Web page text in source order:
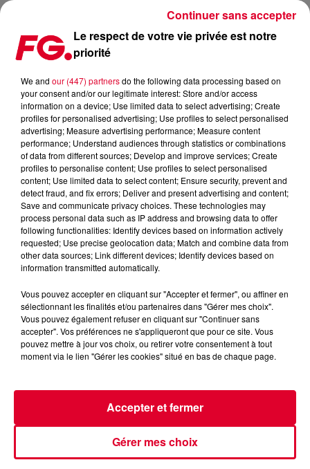
COUP DE COEUR FG : LES BISOUS S'EMPARENT DE TOUCH ME
Publié : 21 septembre 2023 à 8h40 par Antony HARARI
Le respect de votre vie privée est notre
priorité
We and our (447) partnersdo the following data processing based on
your consent and/or our legitimate interest: Store and/or access
information on a device; Use limited data to select advertising; Create
profiles for personalised advertising; Use profiles to select personalised
advertising; Measure advertising performance; Measure content
performance; Understand audiences through statistics or combinations
of data from different sources; Develop and improve services; Create
profiles to personalise content; Use profiles to select personalised
content; Use limited data to select content; Ensure security, prevent and
detect fraud, and fix errors; Deliver and present advertising and content;
Save and communicate privacy choices. These technologies may
process personal data such as IP address and browsing data to offer
following functionalities: Identify devices based on information actively
requested; Use precise geolocation data; Match and combine data from
other data sources; Link different devices; Identify devices based on
information transmitted automatically.
Vous pouvez accepter en cliquant sur "Accepter et fermer", ou affiner en
sélectionnant les finalités et/ou partenaires dans "Gérer mes choix".
Vous pouvez également refuser en cliquant sur "Continuer sans
accepter". Vos préférences ne s'appliqueront que pour ce site. Vous
pouvez mettre à jour vos choix, ou retirer votre consentement à tout
moment via le lien "Gérer les cookies" situé en bas de chaque page.
Gérer mes choix
Accepter et fermer
Continuer sans accepter